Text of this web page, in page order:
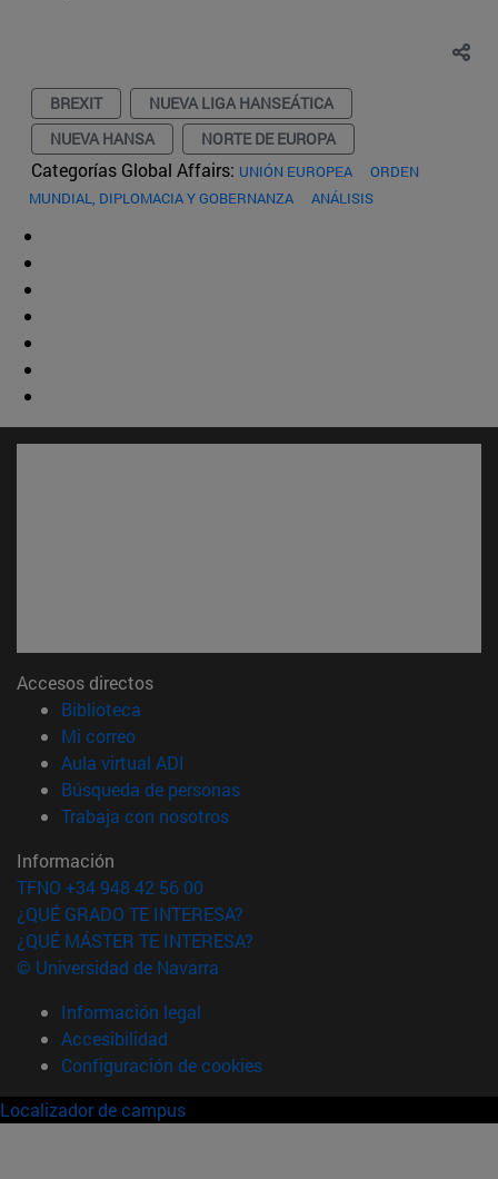
BREXIT
NUEVA LIGA HANSEÁTICA
NUEVA HANSA
NORTE DE EUROPA
Categorías Global Affairs: UNIÓN EUROPEA
ORDEN
MUNDIAL, DIPLOMACIA Y GOBERNANZA
ANÁLISIS
Accesos directos
Biblioteca
Mi correo(abre en nueva ventana)
Aula virtual ADI
Búsqueda de personas(abre en nueva ventana)
Trabaja con nosotros(abre en nueva ventana)
Información
TFNO +34 948 42 56 00
¿QUÉ GRADO TE INTERESA?
¿QUÉ MÁSTER TE INTERESA?
© Universidad de Navarra
Información legal
Accesibilidad
Configuración de cookies
Localizador de campus